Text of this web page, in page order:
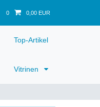
0 0,00 EUR
Top-Artikel
Vitrinen